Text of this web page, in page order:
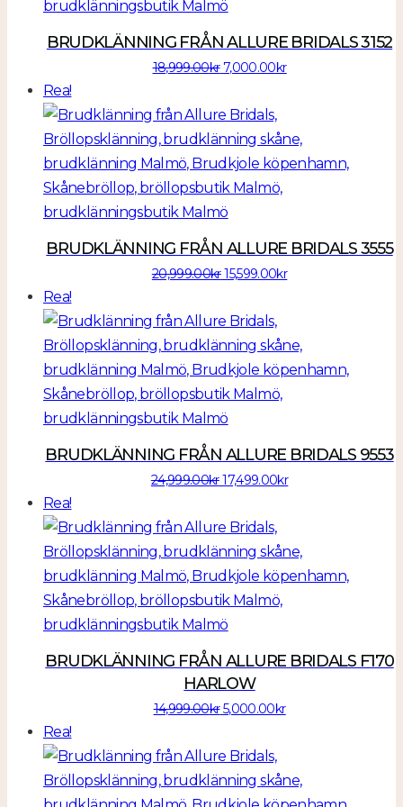
BRUDKLÄNNING FRÅN ALLURE BRIDALS 3152
18,999.00krDet
priset
var:
18,999.00kr.
7,000.00krDet
7,000.00kr.
Rea!
BRUDKLÄNNING FRÅN ALLURE BRIDALS 3555
20,999.00krDet
priset
var:
20,999.00kr.
15,599.00krDet
15,599.00kr.
Rea!
BRUDKLÄNNING FRÅN ALLURE BRIDALS 9553
24,999.00krDet
priset
var:
24,999.00kr.
17,499.00krDet
17,499.00kr.
Rea!
BRUDKLÄNNING FRÅN ALLURE BRIDALS F170
HARLOW
14,999.00krDet
priset
var:
14,999.00kr.
5,000.00krDet
5,000.00kr.
Rea!